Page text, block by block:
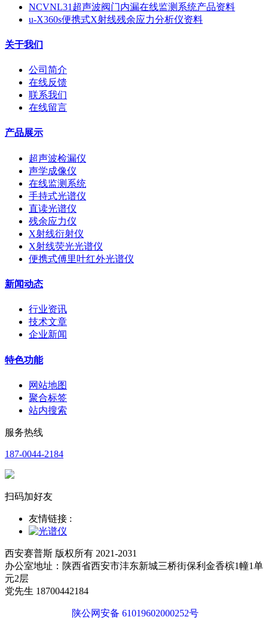
NCVNL31超声波阀门内漏在线监测系统产品资料
u-X360s便携式X射线残余应力分析仪资料
关于我们
公司简介
在线反馈
联系我们
在线留言
产品展示
超声波检漏仪
声学成像仪
在线监测系统
手持式光谱仪
直读光谱仪
残余应力仪
X射线衍射仪
X射线荧光光谱仪
便携式傅里叶红外光谱仪
新闻动态
行业资讯
技术文章
企业新闻
特色功能
网站地图
聚合标签
站内搜索
服务热线
187-0044-2184
扫码加好友
友情链接 :
西安赛普斯 版权所有 2021-2031
办公室地址：陕西省西安市沣东新城三桥街保利金香槟1幢1单
元2层
党先生 18700442184
陕公网安备 61019602000252号